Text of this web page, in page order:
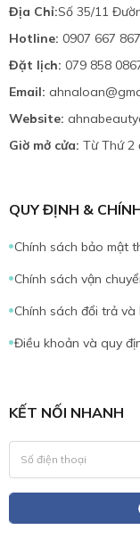
Địa Chỉ:Số 35/11
Hotline: 0907 667 867
Đặt lịch: 079 858
Email:
Website:
Giờ mở cửa: Từ Thứ 2
QUY ĐỊNH &
Chính sách bảo mật
Chính sách vận
Chính sách đổi trả
Điều khoản và quy
KẾT NỐI NHANH